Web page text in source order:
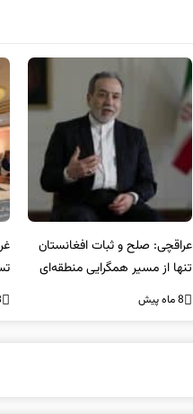
غریب آبادی: مردم ایران هرگز
تسلیم تهدیدات و تجاوزات
نخواهند شد و متحد و منسجم
8 ماه پیش 8